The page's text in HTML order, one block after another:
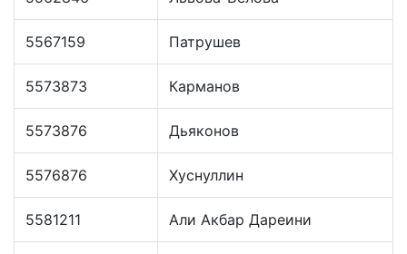
5567159 Патрушев
5573873 Карманов
5573876 Дьяконов
5576876 Хуснуллин
5581211 Али Акбар Дареини